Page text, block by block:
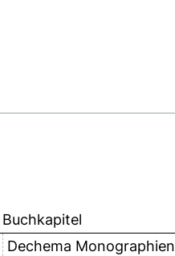
Buchkapitel
Dechema Monographien